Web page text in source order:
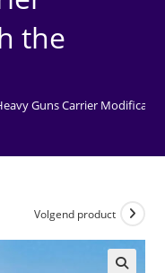
the
Guns Carrier
Volgend product